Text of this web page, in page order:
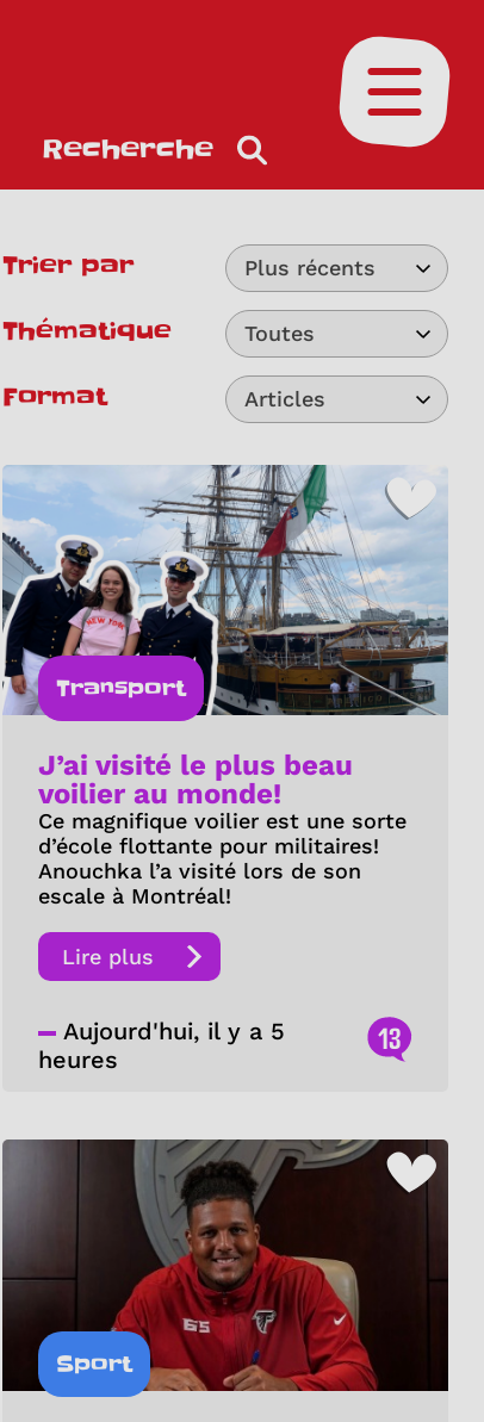
Recherche
Ouvrir le
Trier par Plus récents
Thématique Toutes
Format Articles
Transport
J’ai visité le plus beau
voilier au monde!
Ce magnifique voilier est une sorte
d’école flottante pour militaires!
Anouchka l’a visité lors de son
escale à Montréal!
Lire plus
Aujourd'hui, il y a 5
heures
13
Sport